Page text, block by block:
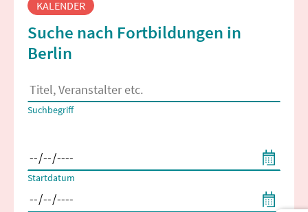
KALENDER
Suche nach Fortbildungen in
Berlin
Es erscheinen Suchvorschläge, wenn mindestens 2 Zeichen
Suchbegriff
Startdatum